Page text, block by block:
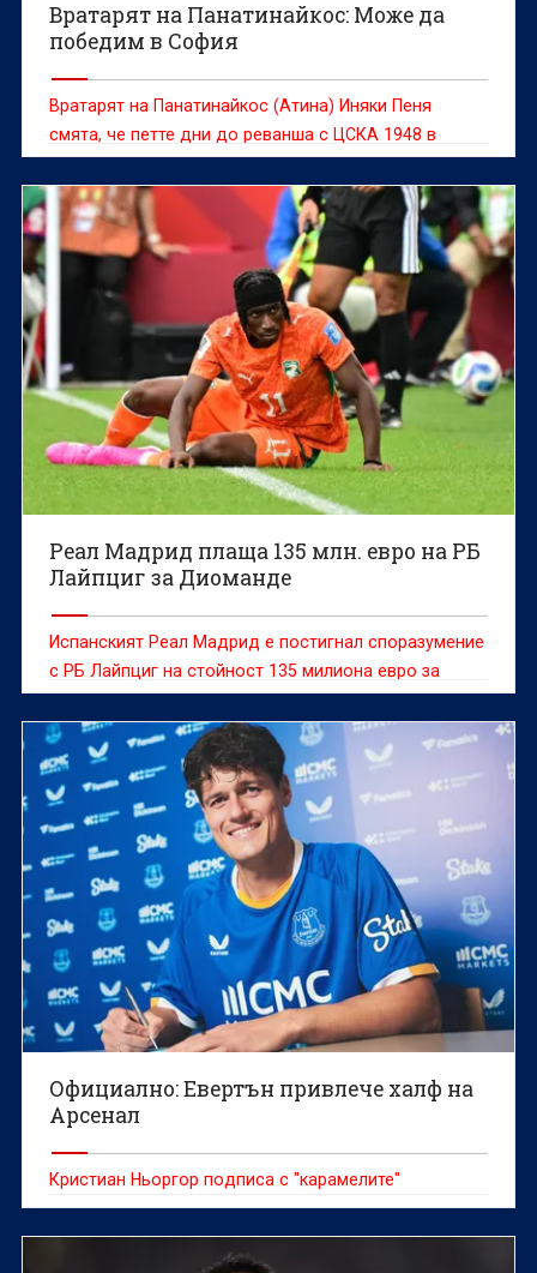
Вратарят на Панатинайкос: Може да
победим в София
Вратарят на Панатинайкос (Атина) Иняки Пеня
смята, че петте дни до реванша с ЦСКА 1948 в
третия кръг на Лигата на конференциите са
достатъчни, за да бъдат направени правилните
корекции и „детелините“ да продължат към
плейофите.
Реал Мадрид плаща 135 млн. евро на РБ
Лайпциг за Диоманде
Испанският Реал Мадрид е постигнал споразумение
с РБ Лайпциг на стойност 135 милиона евро за
нападателя от Кот д'Ивоар Ян Диоманде, съобщава
Press Association.
Официално: Евертън привлече халф на
Арсенал
Кристиан Ньоргор подписа с "карамелите"